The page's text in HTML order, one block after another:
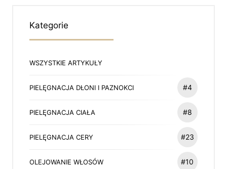
Kategorie
WSZYSTKIE ARTYKUŁY
PIELĘGNACJA DŁONI I PAZNOKCI #4
PIELĘGNACJA CIAŁA #8
PIELĘGNACJA CERY #23
OLEJOWANIE WŁOSÓW #10